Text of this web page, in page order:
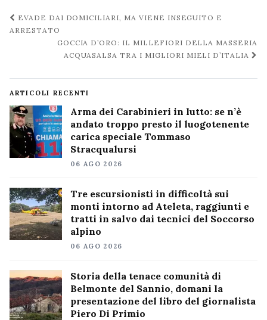
Navigazione
post
EVADE DAI DOMICILIARI, MA VIENE INSEGUITO E
ARRESTATO
GOCCIA D’ORO: IL MILLEFIORI DELLA MASSERIA
ACQUASALSA TRA I MIGLIORI MIELI D’ITALIA
ARTICOLI RECENTI
Arma dei Carabinieri in lutto: se n’è
andato troppo presto il luogotenente
carica speciale Tommaso
Stracqualursi
06 AGO 2026
Tre escursionisti in difficoltà sui
monti intorno ad Ateleta, raggiunti e
tratti in salvo dai tecnici del Soccorso
alpino
06 AGO 2026
Storia della tenace comunità di
Belmonte del Sannio, domani la
presentazione del libro del giornalista
Piero Di Primio